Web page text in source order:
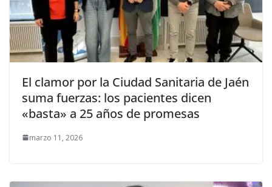
El clamor por la Ciudad Sanitaria de Jaén
suma fuerzas: los pacientes dicen
«basta» a 25 años de promesas
marzo 11, 2026